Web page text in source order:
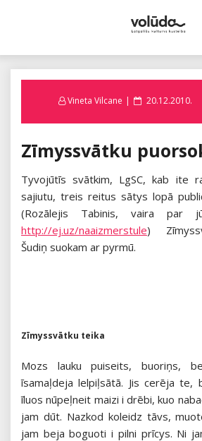
Vineta Vilcane
Posted
20.12.2010.
Zīmyssvātku
Tyvojūtīs svātkim, LgSC, kab ite
sajiutu, treis reitus sātys lopā
(Rozālejis Tabinis, vaira par
http://ej.uz/naaizmerstule)
Šudiņ suokam ar pyrmū.
Zīmyssvātku teika
Mozs lauku puiseits, buoriņs,
īsamaļdeja lelpiļsātā. Jis cerēja te,
īluos nūpeļneit maizi i drēbi, kuo
jam dūt. Nazkod koleidz tāvs,
jam beja boguoti i pilni prīcys. Ni